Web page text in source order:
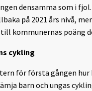
densamma som i
på 2021 års nivå,
kommunernas poäng
cykling
för första gången hur
barn och ungas